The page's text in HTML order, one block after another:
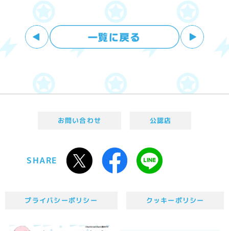
お問い合わせ 公認店
SHARE
プライバシーポリシー クッキーポリシー